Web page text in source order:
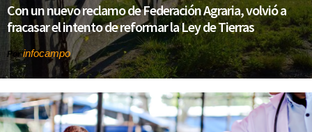
Con un nuevo reclamo de Federación Agraria, volvió a
fracasar el intento de reformar la Ley de Tierras
Porinfocampo